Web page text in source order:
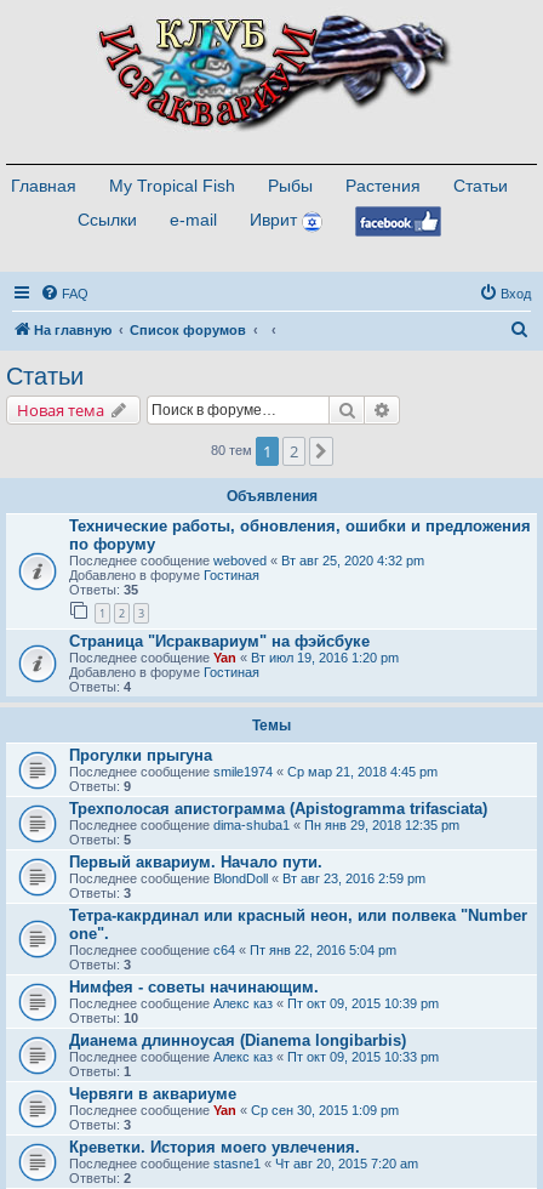
Главная My Tropical Fish Рыбы Растения
Статьи
Ссылки
e-mail Иврит
FAQ Вход
На главную Список форумов
Статьи
Новая тема Поиск
80 тем 1 2
Объявления
Технические работы, обновления, ошибки и предложения
по форуму
Последнее сообщение weboved « Вт авг 25, 2020 4:32 pm
Добавлено в форуме Гостиная
Ответы: 35
1 2 3
Страница "Исраквариум" на фэйсбуке
Последнее сообщение Yan « Вт июл 19, 2016 1:20 pm
Добавлено в форуме Гостиная
Ответы: 4
Темы
Прогулки прыгуна
Последнее сообщение smile1974 « Ср мар 21, 2018 4:45 pm
Ответы: 9
Трехполосая апистограмма (Apistogramma trifasciata)
Последнее сообщение dima-shuba1 « Пн янв 29, 2018 12:35 pm
Ответы: 5
Первый аквариум. Начало пути.
Последнее сообщение BlondDoll « Вт авг 23, 2016 2:59 pm
Ответы: 3
Тетра-какрдинал или красный неон, или полвека "Number
one".
Последнее сообщение c64 « Пт янв 22, 2016 5:04 pm
Ответы: 3
Нимфея - советы начинающим.
Последнее сообщение Алекс каз « Пт окт 09, 2015 10:39 pm
Ответы: 10
Дианема длинноусая (Dianema longibarbis)
Последнее сообщение Алекс каз « Пт окт 09, 2015 10:33 pm
Ответы: 1
Червяги в аквариуме
Последнее сообщение Yan « Ср сен 30, 2015 1:09 pm
Ответы: 3
Креветки. История моего увлечения.
Последнее сообщение stasne1 « Чт авг 20, 2015 7:20 am
Ответы: 2